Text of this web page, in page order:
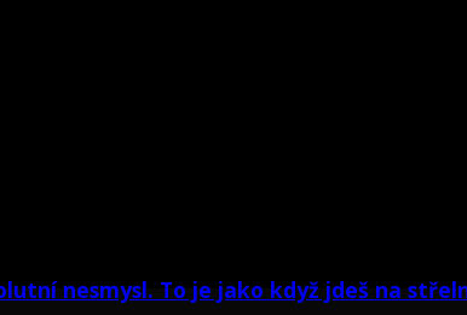
nesmysl. To je jako když jdeš na